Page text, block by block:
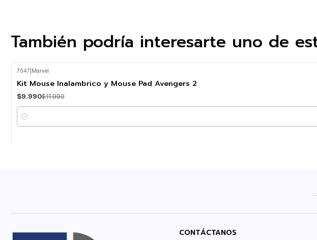
También podría interesarte uno de
-17%
7047 Marvel
Kit Mouse Inalambrico y Mouse Pad Avengers 2
$9.990$11.990
Cantidad
CONTÁCTANOS